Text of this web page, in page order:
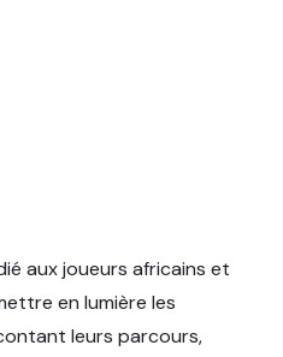
aux joueurs africains et
en lumière les
leurs parcours,